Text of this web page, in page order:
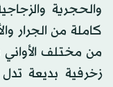
والحجرية
كاملة من الجرار
من مختلف
زخرفية بديعة